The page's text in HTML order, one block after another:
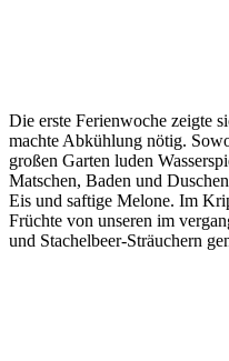
Die erste Ferienwoche zeigte
machte Abkühlung nötig.
großen Garten luden
Matschen, Baden und
Eis und saftige Melone. Im
Früchte von unseren im
und Stachelbeer-Sträuchern